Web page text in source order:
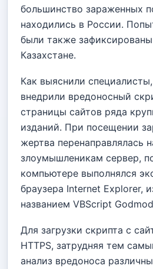
большинство зараженных
находились в России.
были также
Казахстане.
Как выяснили
внедрили вредоносный
страницы сайтов ряда
изданий. При посещении
жертва перенаправлялась
злоумышленикам сервер,
компьютере выполнялся
браузера Internet Explorer,
названием VBScript
Для загрузки скрипта с
HTTPS, затрудняя тем
анализ вредоноса